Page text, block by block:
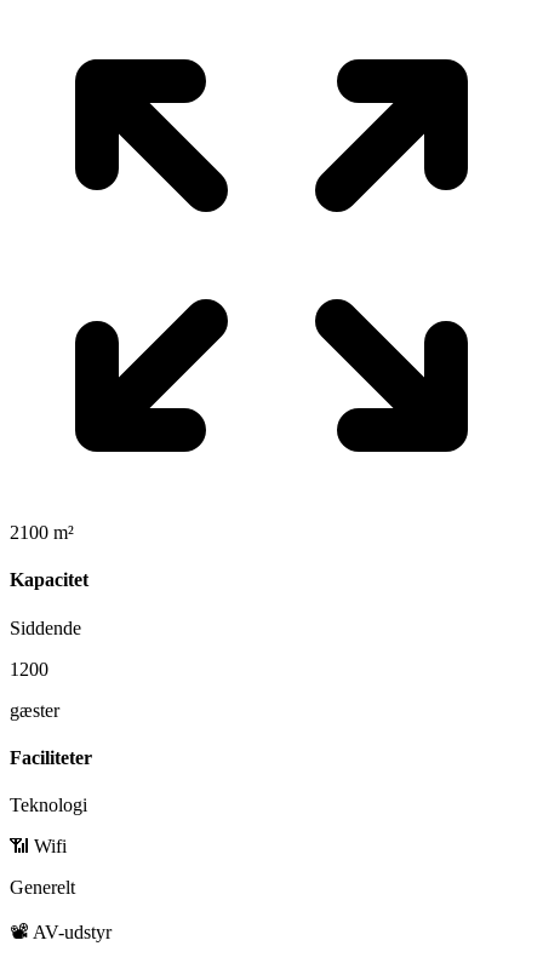
2100 m²
Kapacitet
Siddende
1200
gæster
Faciliteter
Teknologi
📶 Wifi
Generelt
📽️ AV-udstyr